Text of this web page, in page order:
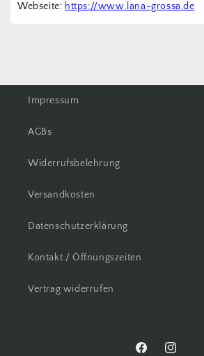
Webseite: https://www.lana-grossa.de
Impressum
AGBs
Widerrufsbelehrung
Versandkosten
Datenschutzerklärung
Kontakt / Öffnungszeiten
Vertrag widerrufen